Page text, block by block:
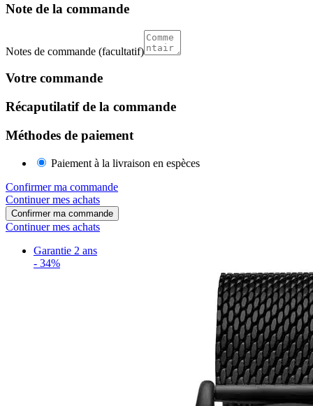
Note de la commande
Notes de commande (facultatif)
Votre commande
Récaputilatif de la commande
Méthodes de paiement
Paiement à la livraison en espèces
Confirmer ma commande
Continuer mes achats
Confirmer ma commande
Continuer mes achats
Garantie 2 ans
- 34%